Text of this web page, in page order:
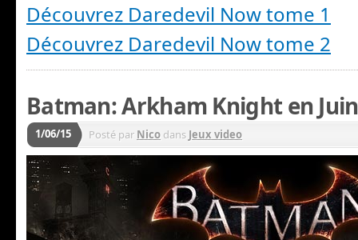
Découvrez Daredevil Now tome 1
Découvrez Daredevil Now tome 2
Batman: Arkham Knight en Juin
1/06/15 Posté par Nico dans Jeux video